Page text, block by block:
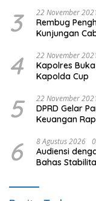
3 22 November
Rembug
Kunjungan
4 22 November
Kapolres
Kapolda Cup
5 22 November
DPRD Gelar
Keuangan
6 8 Agustus 2026
Audiensi
Bahas